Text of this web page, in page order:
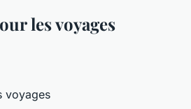
les voyages
voyages